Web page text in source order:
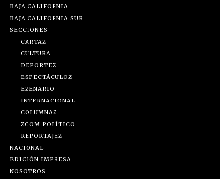
BAJA CALIFORNIA
BAJA CALIFORNIA SUR
SECCIONES
CARTAZ
CULTURA
DEPORTEZ
ESPECTÁCULOZ
EZENARIO
INTERNACIONAL
COLUMNAZ
ZOOM POLÍTICO
REPORTAJEZ
NACIONAL
EDICIÓN IMPRESA
NOSOTROS